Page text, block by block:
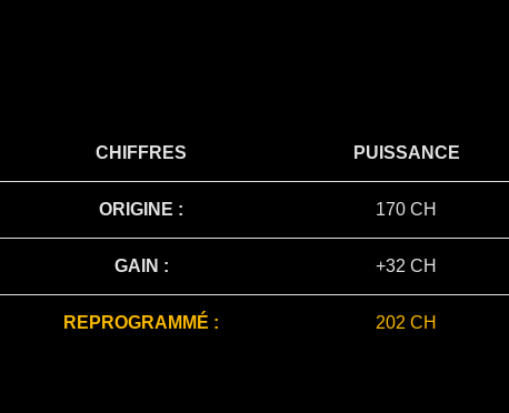
CHIFFRES PUISSANCE
ORIGINE : 170 CH
GAIN : +32 CH
REPROGRAMMÉ : 202 CH